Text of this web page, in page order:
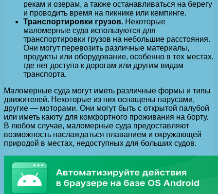
рекам и озерам, а также останавливаться на берегу
и проводить время на пикнике или кемпинге.
Транспортировки грузов. Некоторые
маломерные суда используются для
транспортировки грузов на небольшие расстояния.
Они могут перевозить различные материалы,
продукты или оборудование, особенно в тех местах,
где нет доступа к дорогам или другим видам
транспорта.
Маломерные суда могут иметь различные формы и типы
движителей. Некоторые из них оснащены парусами,
другие — моторами. Они могут быть с открытой палубой
или иметь каюту для комфортного проживания на борту.
В любом случае, маломерные суда предоставляют
возможность наслаждаться плаванием и окружающей
природой в местах, недоступных для больших судов.